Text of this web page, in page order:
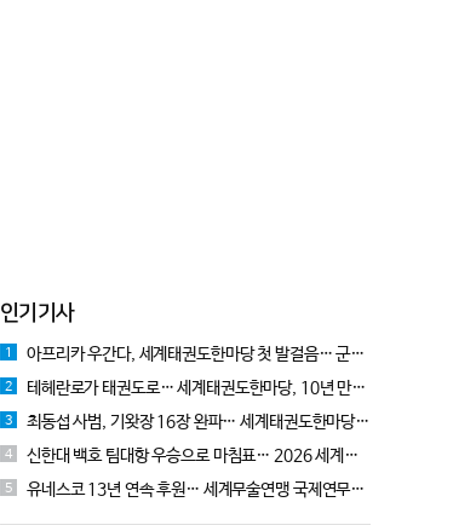
인기기사
1 아프리카 우간다, 세계태권도한마당 첫 발걸음… 군의관 콘데 "잊지 못할 경험"
2 테헤란로가 태권도로… 세계태권도한마당, 10년 만에 국기원서 개막!
3 최동섭 사범, 기왓장 16장 완파… 세계태권도한마당 주먹격파 우승
4 신한대 백호 팀대항 우승으로 마침표… 2026 세계태권도한마당 폐막
5 유네스코 13년 연속 후원… 세계무술연맹 국제연무대회 10월 충주서 개막